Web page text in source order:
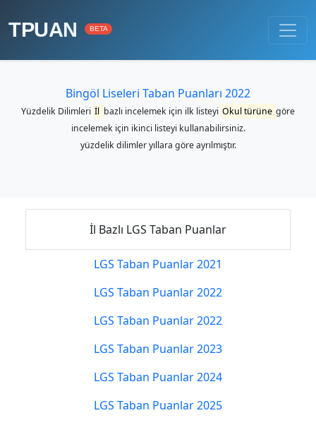
TPUAN BETA
Bingöl Liseleri Taban Puanları 2022
Yüzdelik Dilimleri İl bazlı incelemek için ilk listeyi Okul türüne göre
incelemek için ikinci listeyi kullanabilirsiniz.
yüzdelik dilimler yıllara göre ayrılmıştır.
İl Bazlı LGS Taban Puanlar
LGS Taban Puanlar 2021
LGS Taban Puanlar 2022
LGS Taban Puanlar 2022
LGS Taban Puanlar 2023
LGS Taban Puanlar 2024
LGS Taban Puanlar 2025